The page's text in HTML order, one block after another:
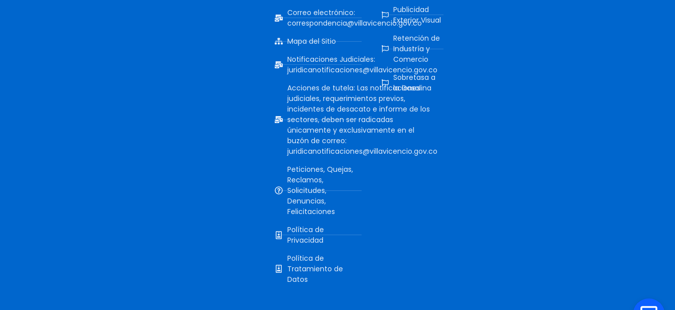
Correo electrónico:
correspondencia@villavicencio.gov.co
Mapa del Sitio
Notificaciones Judiciales:
juridicanotificaciones@villavicencio.gov.co
Acciones de tutela: Las notificaciones
judiciales, requerimientos previos,
incidentes de desacato e informe de los
sectores, deben ser radicadas
únicamente y exclusivamente en el
buzón de correo:
juridicanotificaciones@villavicencio.gov.co
Peticiones, Quejas,
Reclamos,
Solicitudes,
Denuncias,
Felicitaciones
Política de
Privacidad
Política de
Tratamiento de
Datos
Publicidad
Exterior Visual
Retención de
Industría y
Comercio
Sobretasa a
la Gasolina